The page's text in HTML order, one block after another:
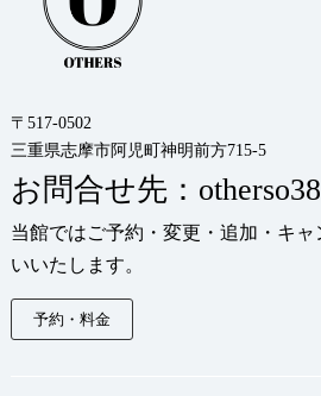
〒517-0502
三重県志摩市阿児町神明前方715-5
お問合せ先：
当館ではご予約・変更・追加・キ
いいたします。
予約・料金